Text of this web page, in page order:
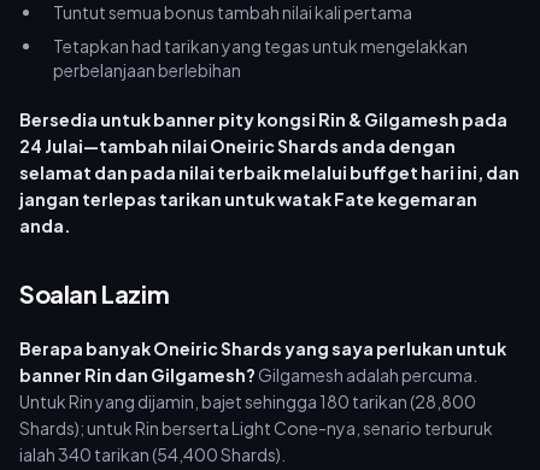
Tuntut semua bonus tambah nilai kali pertama
Tetapkan had tarikan yang tegas untuk mengelakkan
perbelanjaan berlebihan
Bersedia untuk banner pity kongsi Rin & Gilgamesh pada
24 Julai—tambah nilai Oneiric Shards anda dengan
selamat dan pada nilai terbaik melalui buffget hari ini, dan
jangan terlepas tarikan untuk watak Fate kegemaran
anda.
Soalan Lazim
Berapa banyak Oneiric Shards yang saya perlukan untuk
banner Rin dan Gilgamesh? Gilgamesh adalah percuma.
Untuk Rin yang dijamin, bajet sehingga 180 tarikan (28,800
Shards); untuk Rin berserta Light Cone-nya, senario terburuk
ialah 340 tarikan (54,400 Shards).